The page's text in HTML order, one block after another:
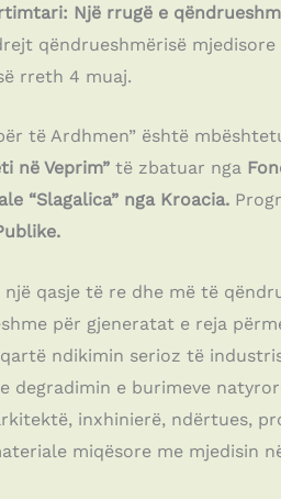
Një rrugë e
qëndrueshmërisë
rreth 4 muaj.
të Ardhmen” është
në Veprim”të zbatuar nga
“Slagalica” nga Kroacia.
qasje të re dhe më të
për gjeneratat e reja
ndikimin serioz të
degradimin e burimeve
inxhinierë, ndërtues,
miqësore me mjedisin